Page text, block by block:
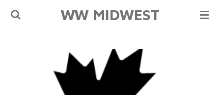
Ga
WW MIDWEST